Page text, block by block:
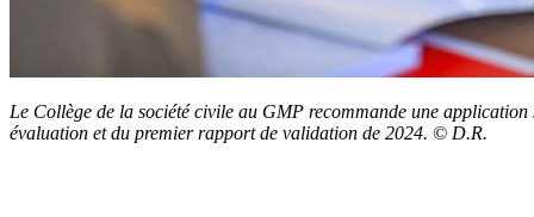
Le Collège de la société civile au GMP recommande une application
évaluation et du premier rapport de validation de 2024. © D.R.